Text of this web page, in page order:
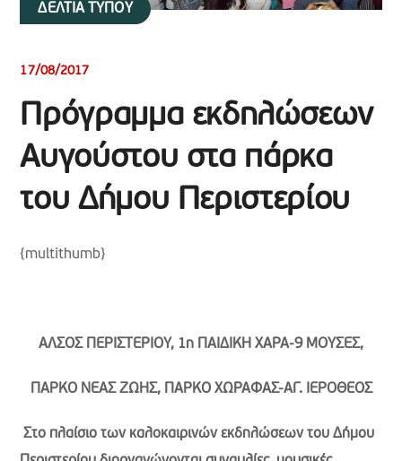
ΔΕΛΤΙΑ ΤΥΠΟΥ
17/08/2017
Πρόγραμμα εκδηλώσεων
Αυγούστου στα πάρκα
του Δήμου Περιστερίου
{multithumb}
ΑΛΣΟΣ ΠΕΡΙΣΤΕΡΙΟΥ, 1η ΠΑΙΔΙΚΗ ΧΑΡΑ-9 ΜΟΥΣΕΣ,
ΠΑΡΚΟ ΝΕΑΣ ΖΩΗΣ, ΠΑΡΚΟ ΧΩΡΑΦΑΣ-ΑΓ. ΙΕΡΟΘΕΟΣ
Στο πλαίσιο των καλοκαιρινών εκδηλώσεων του Δήμου